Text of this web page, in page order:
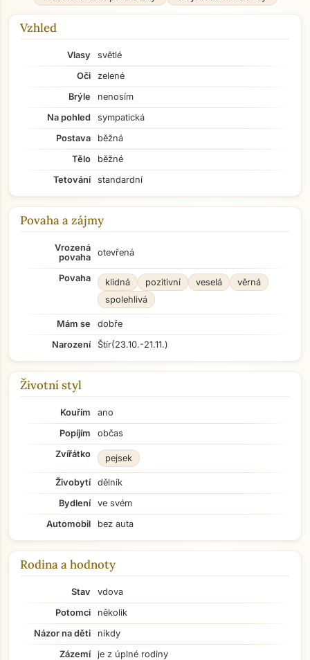
Vzhled
Vlasy
světlé
Oči
zelené
Brýle
nenosím
Na pohled
sympatická
Postava
běžná
Tělo
běžné
Tetování
standardní
Povaha a zájmy
Vrozená
povaha
otevřená
Povaha klidná pozitivní veselá
věrná
spolehlivá
Mám se
dobře
Narození
Štír(23.10.-21.11.)
Životní styl
Kouřím
ano
Popíjím
občas
Zvířátko
pejsek
Živobytí
dělník
Bydlení
ve svém
Automobil
bez auta
Rodina a hodnoty
Stav
vdova
Potomci
několik
Názor na děti
nikdy
Zázemí
je z úplné rodiny